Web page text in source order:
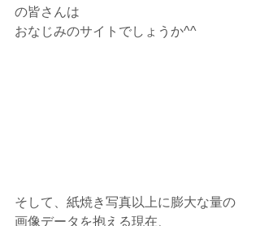
の皆さんは
おなじみのサイトでしょうか^^
そして、紙焼き写真以上に膨大な量の
画像データを抱える現在、